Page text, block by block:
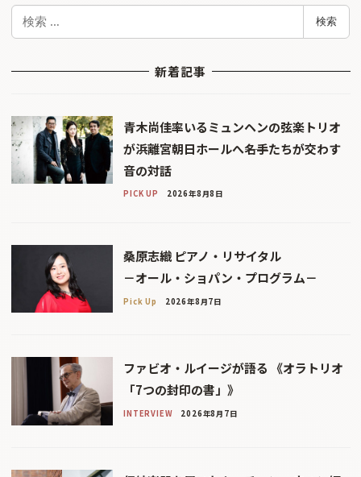
検
検索
新着記事
青木尚佳率いるミュンヘンの弦楽トリオ
が浜離宮朝日ホールへ――名手たちが交わす
音の対話
PICK UP 2026年8月8日
桑原志織 ピアノ・リサイタル
－オール・ショパン・プログラム－
Pick Up 2026年8月7日
ファビオ・ルイージが語る 《オラトリオ
「7つの封印の書」》
INTERVIEW 2026年8月7日